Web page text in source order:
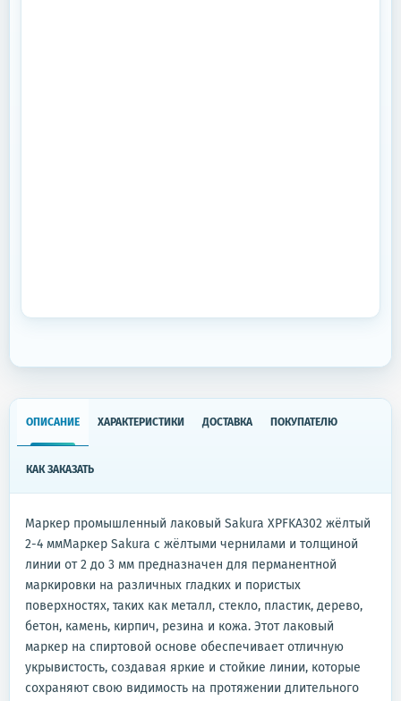
ОПИСАНИЕ ХАРАКТЕРИСТИКИ ДОСТАВКА ПОКУПАТЕЛЮ
КАК ЗАКАЗАТЬ
Маркер промышленный лаковый Sakura XPFKA302 жёлтый
2-4 ммМаркер Sakura с жёлтыми чернилами и толщиной
линии от 2 до 3 мм предназначен для перманентной
маркировки на различных гладких и пористых
поверхностях, таких как металл, стекло, пластик, дерево,
бетон, камень, кирпич, резина и кожа. Этот лаковый
маркер на спиртовой основе обеспечивает отличную
укрывистость, создавая яркие и стойкие линии, которые
сохраняют свою видимость на протяжении длительного